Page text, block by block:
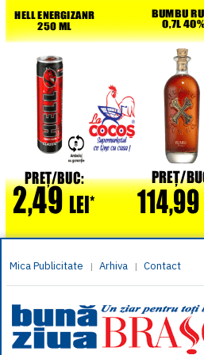
Mica Publicitate | Arhiva | Contact